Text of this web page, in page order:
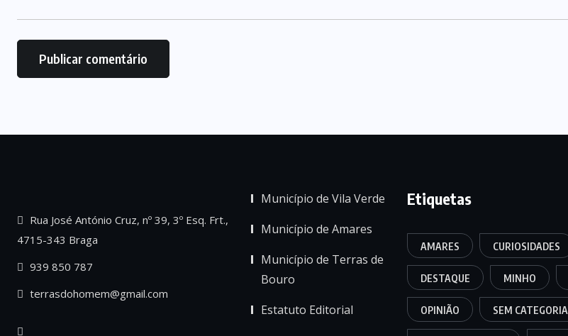
Rua José António Cruz, nº 39, 3º Esq. Frt.,
4715-343 Braga
939 850 787
terrasdohomem@gmail.com
Município de Vila Verde
Município de Amares
Município de Terras de
Bouro
Estatuto Editorial
Etiquetas
AMARES CURIOSIDADES
DESTAQUE MINHO
OPINIÃO SEM CATEGORIA